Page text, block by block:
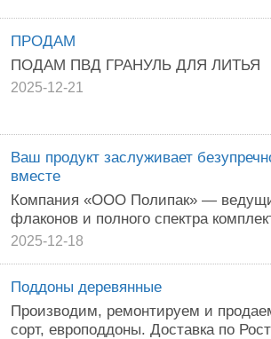
ПРОДАМ
ПОДАМ ПВД ГРАНУЛЬ ДЛЯ ЛИТЬЯ
2025-12-21
Ваш продукт заслуживает
вместе
Компания «ООО Полипак» —
флаконов и полного спектра
2025-12-18
Поддоны деревянные
Производим, ремонтируем и
сорт, европоддоны. Доставка по